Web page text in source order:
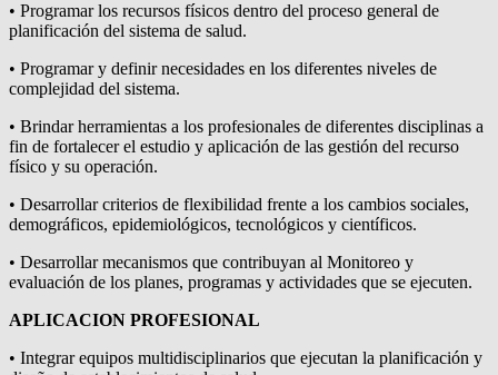
• Programar los recursos físicos dentro del proceso general de
planificación del sistema de salud.
• Programar y definir necesidades en los diferentes niveles de
complejidad del sistema.
• Brindar herramientas a los profesionales de diferentes disciplinas a
fin de fortalecer el estudio y aplicación de las gestión del recurso
físico y su operación.
• Desarrollar criterios de flexibilidad frente a los cambios sociales,
demográficos, epidemiológicos, tecnológicos y científicos.
• Desarrollar mecanismos que contribuyan al Monitoreo y
evaluación de los planes, programas y actividades que se ejecuten.
APLICACION PROFESIONAL
• Integrar equipos multidisciplinarios que ejecutan la planificación y